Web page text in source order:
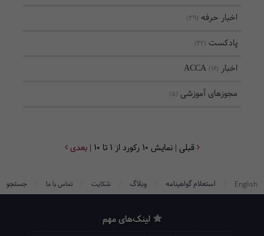
اخبار حرفه (39)
پادکست (22)
اخبار ACCA (16)
مجوزهای آموزشی (5)
قبلی | نمایش 10 رکورد از 1 تا 10 | بعدی
English استعلام گواهینامه وبلاگ شکایت تماس با ما جستجو
لینک‌های مهم